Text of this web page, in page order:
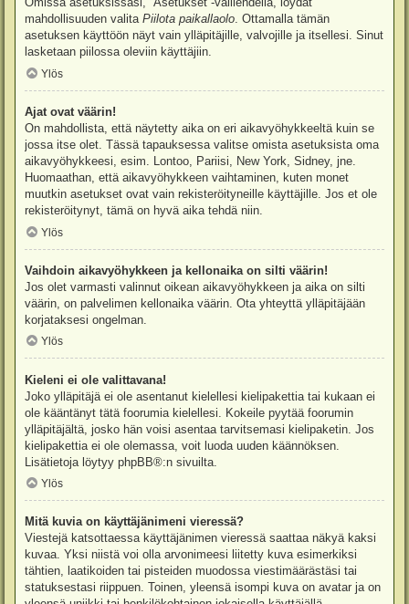
mahdollisuuden valita Piilota paikallaolo. Ottamalla tämän
asetuksen käyttöön näyt vain ylläpitäjille, valvojille ja itsellesi. Sinut
lasketaan piilossa oleviin käyttäjiin.
Ylös
Ajat ovat väärin!
On mahdollista, että näytetty aika on eri aikavyöhykkeeltä kuin se
jossa itse olet. Tässä tapauksessa valitse omista asetuksista oma
aikavyöhykkeesi, esim. Lontoo, Pariisi, New York, Sidney, jne.
Huomaathan, että aikavyöhykkeen vaihtaminen, kuten monet
muutkin asetukset ovat vain rekisteröityneille käyttäjille. Jos et ole
rekisteröitynyt, tämä on hyvä aika tehdä niin.
Ylös
Vaihdoin aikavyöhykkeen ja kellonaika on silti väärin!
Jos olet varmasti valinnut oikean aikavyöhykkeen ja aika on silti
väärin, on palvelimen kellonaika väärin. Ota yhteyttä ylläpitäjään
korjataksesi ongelman.
Ylös
Kieleni ei ole valittavana!
Joko ylläpitäjä ei ole asentanut kielellesi kielipakettia tai kukaan ei
ole kääntänyt tätä foorumia kielellesi. Kokeile pyytää foorumin
ylläpitäjältä, josko hän voisi asentaa tarvitsemasi kielipaketin. Jos
kielipakettia ei ole olemassa, voit luoda uuden käännöksen.
Lisätietoja löytyy phpBB®:n sivuilta.
Ylös
Mitä kuvia on käyttäjänimeni vieressä?
Viestejä katsottaessa käyttäjänimen vieressä saattaa näkyä kaksi
kuvaa. Yksi niistä voi olla arvonimeesi liitetty kuva esimerkiksi
tähtien, laatikoiden tai pisteiden muodossa viestimäärästäsi tai
statuksestasi riippuen. Toinen, yleensä isompi kuva on avatar ja on